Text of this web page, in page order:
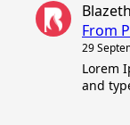
From
29
Lorem
and